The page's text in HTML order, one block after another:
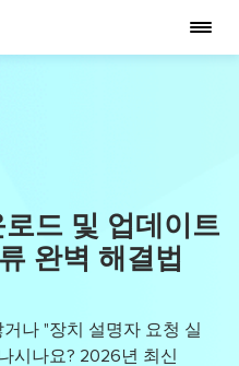
드 및 업데이트
완벽 해결법
나 "장치 설명자 요청 실
시나요? 2026년 최신